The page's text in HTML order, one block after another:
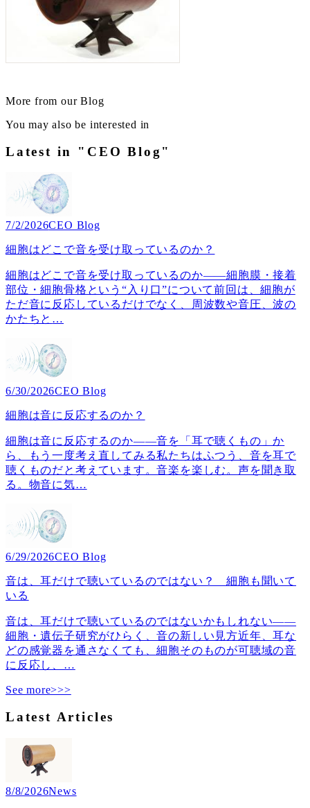
More from our Blog
You may also be interested in
Latest in "CEO Blog"
7/2/2026CEO Blog
細胞はどこで音を受け取っているのか？
細胞はどこで音を受け取っているのか――細胞膜・接着
部位・細胞骨格という“入り口”について前回は、細胞が
ただ音に反応しているだけでなく、周波数や音圧、波の
かたちと …
6/30/2026CEO Blog
細胞は音に反応するのか？
細胞は音に反応するのか――音を「耳で聴くもの」か
ら、もう一度考え直してみる私たちはふつう、音を耳で
聴くものだと考えています。音楽を楽しむ。声を聞き取
る。物音に気…
6/29/2026CEO Blog
音は、耳だけで聴いているのではない？ 細胞も聞いて
いる
音は、耳だけで聴いているのではないかもしれない――
細胞・遺伝子研究がひらく、音の新しい見方近年、耳な
どの感覚器を通さなくても、細胞そのものが可聴域の音
に反応し、 …
See more>>>
Latest Articles
8/8/2026News